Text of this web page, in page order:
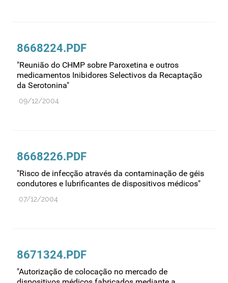
8668224.PDF
"Reunião do CHMP sobre Paroxetina e outros
medicamentos Inibidores Selectivos da Recaptação
da Serotonina"
09/12/2004
8668226.PDF
"Risco de infecção através da contaminação de géis
condutores e lubrificantes de dispositivos médicos"
07/12/2004
8671324.PDF
"Autorização de colocação no mercado de